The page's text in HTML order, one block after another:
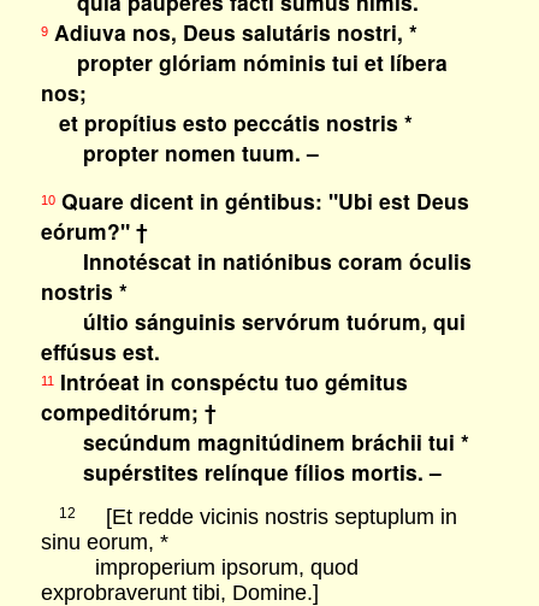
9Adiuva nos, Deus salutáris nostri, *
propter glóriam nóminis tui et líbera
nos;
et propítius esto peccátis nostris *
propter nomen tuum. –
10Quare dicent in géntibus: "Ubi est Deus
eórum?" †
Innotéscat in natiónibus coram óculis
nostris *
últio sánguinis servórum tuórum, qui
effúsus est.
11Intróeat in conspéctu tuo gémitus
compeditórum; †
secúndum magnitúdinem bráchii tui *
supérstites relínque fílios mortis. –
12
[Et redde vicinis nostris septuplum in
sinu eorum, *
improperium ipsorum, quod
exprobraverunt tibi, Domine.]